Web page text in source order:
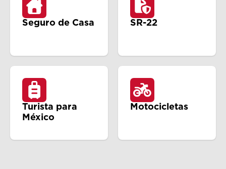
Seguro de Casa SR-22
Turista para
México
Motocicletas